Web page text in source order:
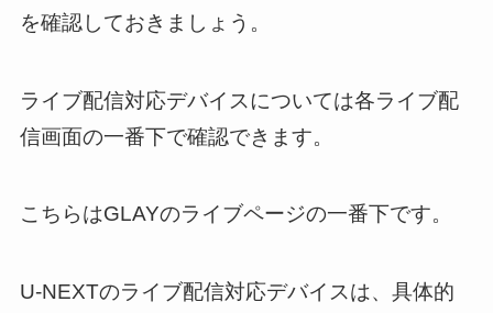
を確認しておきましょう。
ライブ配信対応デバイスについては各ライブ配
信画面の一番下で確認できます。
こちらはGLAYのライブページの一番下です。
U-NEXTのライブ配信対応デバイスは、具体的